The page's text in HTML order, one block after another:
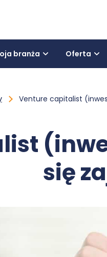
branża Oferta
Venture capitalist
się